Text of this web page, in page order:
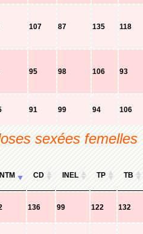
107 87 135 118
95 98 106 93
91 99 94 106
sexées femelles
NTM CD INEL TP TB
136 99 122 132